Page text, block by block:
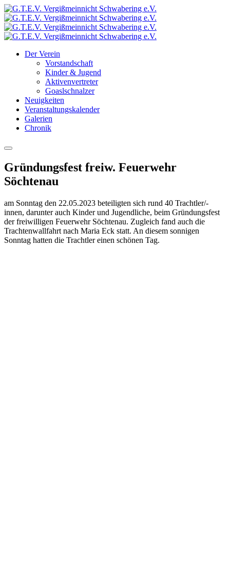
Der Verein
Vorstandschaft
Kinder & Jugend
Aktivenvertreter
Goaslschnalzer
Neuigkeiten
Veranstaltungskalender
Galerien
Chronik
Gründungsfest freiw. Feuerwehr
Söchtenau
am Sonntag den 22.05.2023 beteiligten sich rund 40 Trachtler/-
innen, darunter auch Kinder und Jugendliche, beim Gründungsfest
der freiwilligen Feuerwehr Söchtenau. Zugleich fand auch die
Trachtenwallfahrt nach Maria Eck statt. An diesem sonnigen
Sonntag hatten die Trachtler einen schönen Tag.